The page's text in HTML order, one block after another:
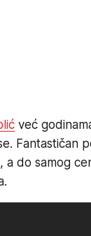
već
Fantastičan
a do samog